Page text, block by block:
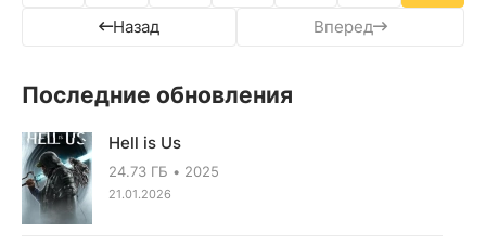
Назад
Вперед
Последние обновления
Hell is Us
24.73 ГБ 2025
21.01.2026